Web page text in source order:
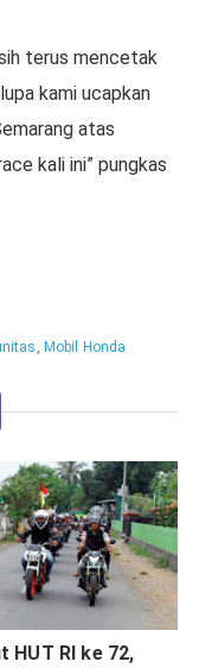
terus mencetak
kami ucapkan
atas
kali ini” pungkas
, Mobil Honda
HUT RI ke 72,